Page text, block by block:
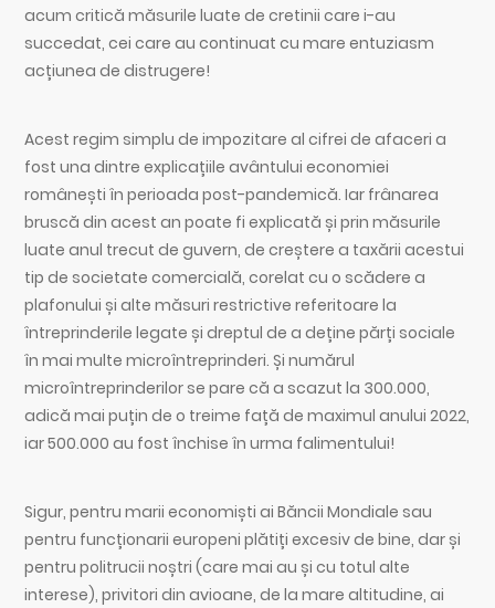
acum critică măsurile luate de cretinii care i-au
succedat, cei care au continuat cu mare entuziasm
acțiunea de distrugere!
Acest regim simplu de impozitare al cifrei de afaceri a
fost una dintre explicațiile avântului economiei
românești în perioada post-pandemică. Iar frânarea
bruscă din acest an poate fi explicată și prin măsurile
luate anul trecut de guvern, de creștere a taxării acestui
tip de societate comercială, corelat cu o scădere a
plafonului și alte măsuri restrictive referitoare la
întreprinderile legate și dreptul de a deține părți sociale
în mai multe microîntreprinderi. Și numărul
microîntreprinderilor se pare că a scazut la 300.000,
adică mai puțin de o treime față de maximul anului 2022,
iar 500.000 au fost închise în urma falimentului!
Sigur, pentru marii economiști ai Băncii Mondiale sau
pentru funcționarii europeni plătiți excesiv de bine, dar și
pentru politrucii noștri (care mai au și cu totul alte
interese), privitori din avioane, de la mare altitudine, ai